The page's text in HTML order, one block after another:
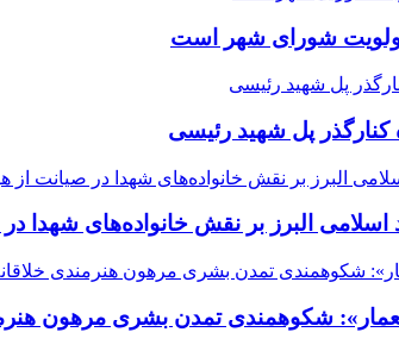
شورای شهر است
کنارگذر پل شهید رئیسی
اسلامی البرز بر نقش خانواده‌های شهدا
شکوهمندی تمدن بشری مرهون